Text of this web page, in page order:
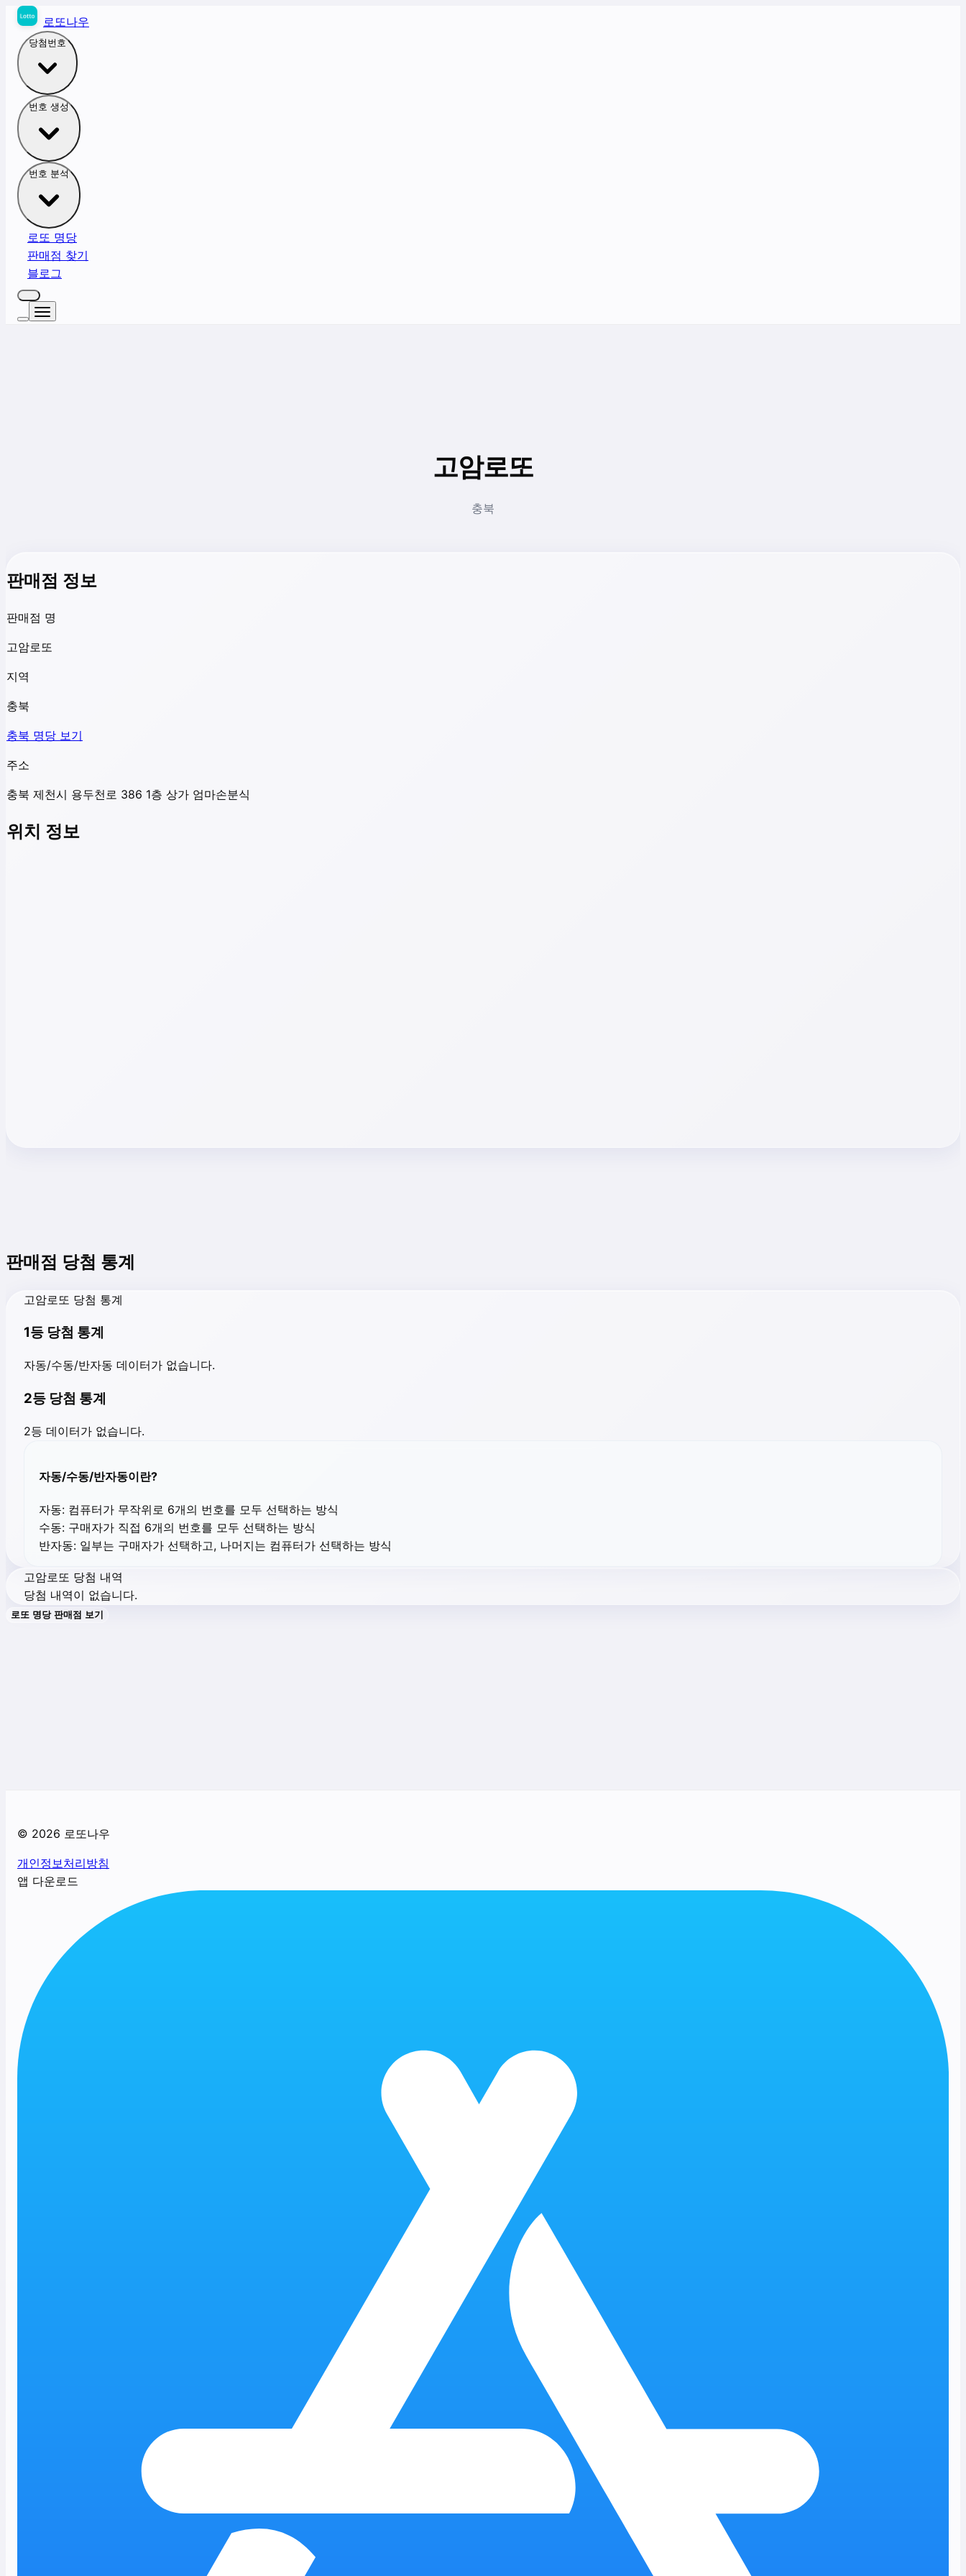
로또나우
당첨번호
번호 생성
번호 분석
로또 명당
판매점 찾기
블로그
고암로또
충북
판매점 정보
판매점 명
고암로또
지역
충북
충북 명당 보기
주소
충북 제천시 용두천로 386 1층 상가 엄마손분식
위치 정보
판매점 당첨 통계
고암로또 당첨 통계
1등 당첨 통계
자동/수동/반자동 데이터가 없습니다.
2등 당첨 통계
2등 데이터가 없습니다.
자동/수동/반자동이란?
자동: 컴퓨터가 무작위로 6개의 번호를 모두 선택하는 방식
수동: 구매자가 직접 6개의 번호를 모두 선택하는 방식
반자동: 일부는 구매자가 선택하고, 나머지는 컴퓨터가 선택하는 방식
고암로또 당첨 내역
당첨 내역이 없습니다.
로또 명당 판매점 보기
© 2026 로또나우
개인정보처리방침
앱 다운로드